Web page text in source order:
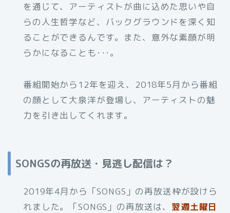
を通じて、アーティストが曲に込めた思いや自
らの人生哲学など、バックグラウンドを深く知
ることができるんです。また、意外な素顔が明
らかになることも･･･。
番組開始から12年を迎え、2018年5月から番組
の顔として大泉洋が登場し、アーティストの魅
力を引き出してくれます。
SONGSの再放送・見逃し配信は？
2019年4月から「SONGS」の再放送枠が設けら
れました。「SONGS」の再放送は、 翌週土曜日